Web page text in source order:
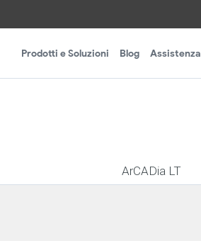
Prodotti e Soluzioni Blog Assistenza
ArCADia LT